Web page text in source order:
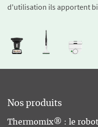
d'utilisation ils apportent
Nos produits
Thermomix® : le